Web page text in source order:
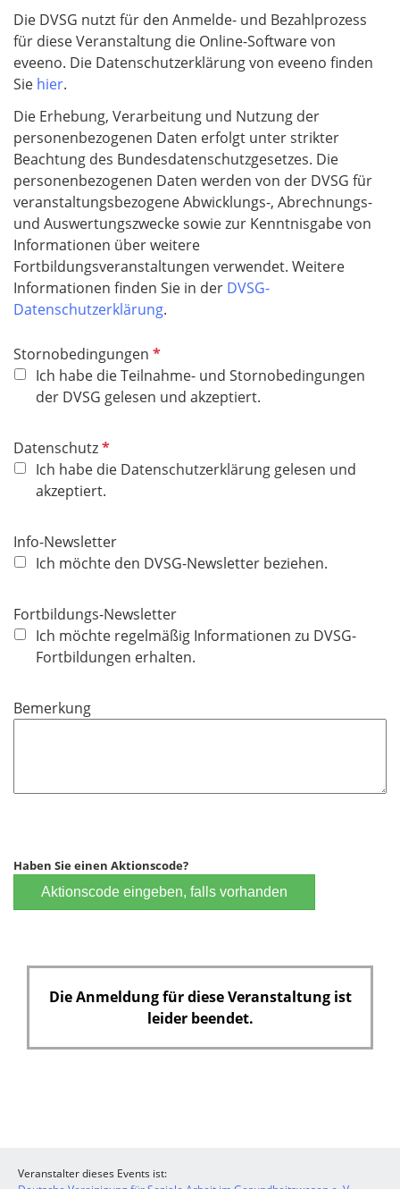
Die DVSG nutzt für den Anmelde- und Bezahlprozess
für diese Veranstaltung die Online-Software von
eveeno. Die Datenschutzerklärung von eveeno finden
Sie hier.
Die Erhebung, Verarbeitung und Nutzung der
personenbezogenen Daten erfolgt unter strikter
Beachtung des Bundesdatenschutzgesetzes. Die
personenbezogenen Daten werden von der DVSG für
veranstaltungsbezogene Abwicklungs-, Abrechnungs-
und Auswertungszwecke sowie zur Kenntnisgabe von
Informationen über weitere
Fortbildungsveranstaltungen verwendet. Weitere
Informationen finden Sie in der DVSG-
Datenschutzerklärung.
Stornobedingungen P
f
l
d
Ich habe die Teilnahme- und Stornobedingungen
der DVSG gelesen und akzeptiert.
DatenschutzP
f
l
c
h
e
l
d
Ich habe die Datenschutzerklärung gelesen und
akzeptiert.
Info-Newsletter
Ich möchte den DVSG-Newsletter beziehen.
Fortbildungs-Newsletter
Ich möchte regelmäßig Informationen zu DVSG-
Fortbildungen erhalten.
Bemerkung
Haben Sie einen Aktionscode?
Aktionscode eingeben, falls vorhanden
Die Anmeldung für diese Veranstaltung ist
leider beendet.
Veranstalter dieses Events ist: